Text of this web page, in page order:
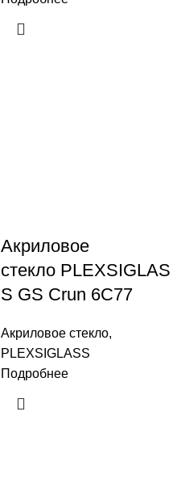
Акриловое
стекло PLEXSIGLAS
S GS Crun 6C77
Акриловое стекло,
PLEXSIGLASS
Подробнее